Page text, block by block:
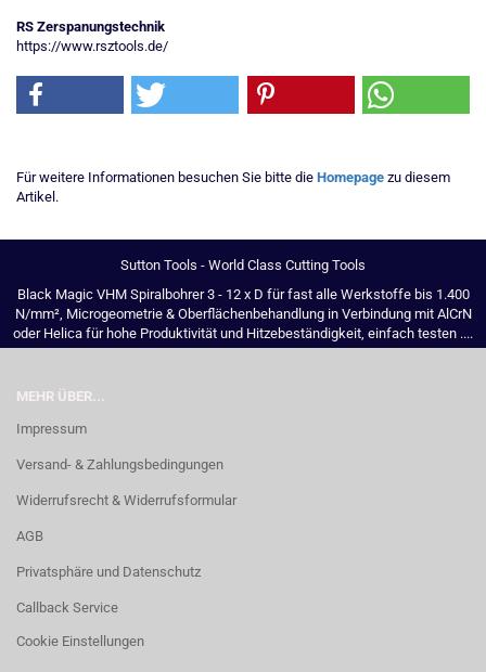
RS Zerspanungstechnik
https://www.rsztools.de/
Für weitere Informationen besuchen Sie bitte die Homepage zu diesem
Artikel.
Sutton Tools - World Class Cutting Tools
Black Magic VHM Spiralbohrer 3 - 12 x D für fast alle Werkstoffe bis 1.400
N/mm², Microgeometrie & Oberflächenbehandlung in Verbindung mit AlCrN
oder Helica für hohe Produktivität und Hitzebeständigkeit, einfach testen ....
MEHR ÜBER...
Impressum
Versand- & Zahlungsbedingungen
Widerrufsrecht & Widerrufsformular
AGB
Privatsphäre und Datenschutz
Callback Service
Cookie Einstellungen